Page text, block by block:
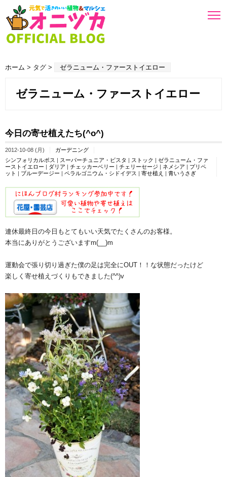
ホーム > タグ > ゼラニューム・ファーストイエロー
ゼラニューム・ファーストイエロー
今日の寄せ植えたち(^o^)
2012-10-08 (月)
ガーデニング
シンフォリカルポス | スーパーチュニア・ビスタ | ストック | ゼラニューム・ファ
ーストイエロー | ダリア | チェッカーベリー | チェリーセージ | ネメシア | プリペ
ット | ブルーデージー | ペラルゴニウム・シドイデス | 寄せ植え | 青いうさぎ
連休最終日の今日もとてもいい天気でたくさんのお客様。
本当にありがとうございますm(__)m
運動会で張り切り過ぎた僕の足は完全にOUT！！な状態だったけど
楽しく寄せ植えづくりもできました(^^)v